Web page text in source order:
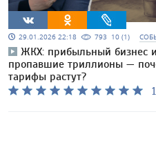
29.01.2026 22:18 793 10 (1)
ЖКХ: прибыльный бизнес
пропавшие триллионы —
тарифы растут?